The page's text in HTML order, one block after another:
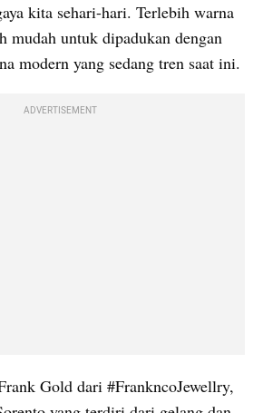
kita sehari-hari. Terlebih warna
mudah untuk dipadukan dengan
modern yang sedang tren saat ini.
ADVERTISEMENT
Gold dari #FrankncoJewellry,